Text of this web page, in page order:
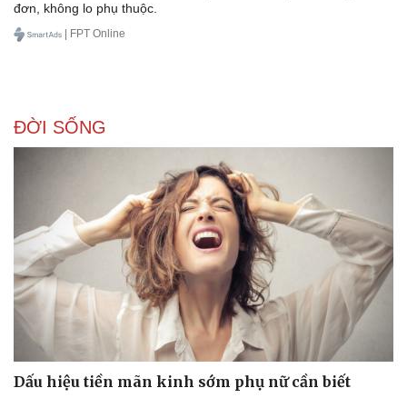
đơn, không lo phụ thuộc.
| FPT Online
ĐỜI SỐNG
Dấu hiệu tiền mãn kinh sớm phụ nữ cần biết